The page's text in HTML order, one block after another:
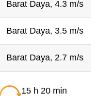
Barat Daya, 4.3 m/s
Barat Daya, 3.5 m/s
Barat Daya, 2.7 m/s
15 h 20 min